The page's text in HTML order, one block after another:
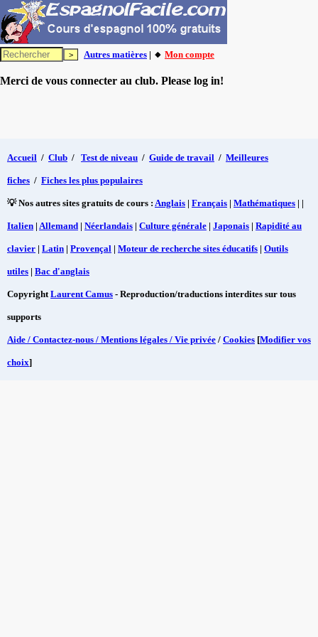
Autres matières | 🔸 Mon compte
Merci de vous connecter au club. Please log in!
Accueil / Club / Test de niveau / Guide de travail / Meilleures
fiches / Fiches les plus populaires
💡 Nos autres sites gratuits de cours : Anglais | Français | Mathématiques | |
Italien | Allemand | Néerlandais | Culture générale | Japonais | Rapidité au
clavier | Latin | Provençal | Moteur de recherche sites éducatifs | Outils
utiles | Bac d'anglais
CopyrightLaurent Camus - Reproduction/traductions interdites sur tous
supports
Aide / Contactez-nous / Mentions légales / Vie privée / Cookies [Modifier vos
choix]